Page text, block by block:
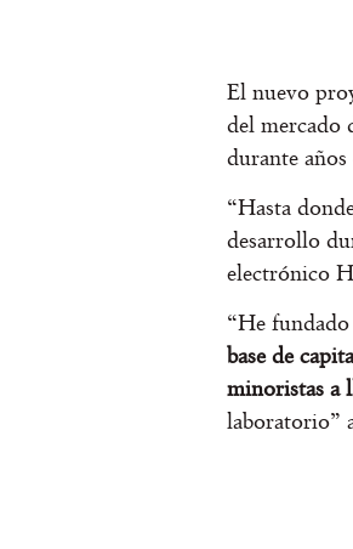
El nuevo
del mercado
durante
“Hasta
desarrollo
electrónico
“He
base de
minoristas a
laboratorio”